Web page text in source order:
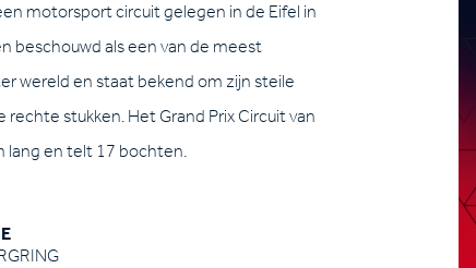
motorsport circuit gelegen in de Eifel in
beschouwd als een van de meest
wereld en staat bekend om zijn steile
stukken. Het Grand Prix Circuit van
lang en telt 17 bochten.